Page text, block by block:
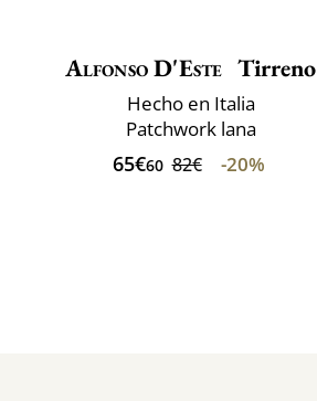
Alfonso D'Este Tirreno
Hecho en Italia
Patchwork lana
65€60 82€ -20%